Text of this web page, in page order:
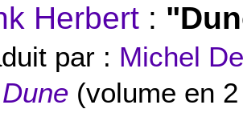
Herbert :
par : Michel
Dune (volume en